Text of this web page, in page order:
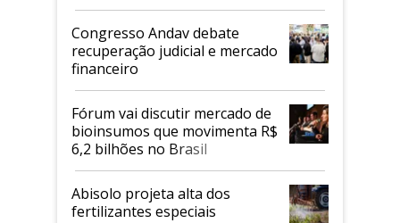
Congresso Andav debate
recuperação judicial e mercado
financeiro
Fórum vai discutir mercado de
bioinsumos que movimenta R$
6,2 bilhões no Brasil
Abisolo projeta alta dos
fertilizantes especiais